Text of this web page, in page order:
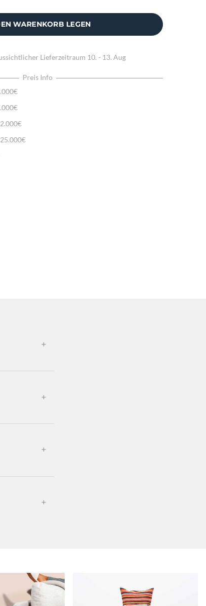
WARENKORB LEGEN
Lieferzeitraum 10. - 13. Aug
Preis Info